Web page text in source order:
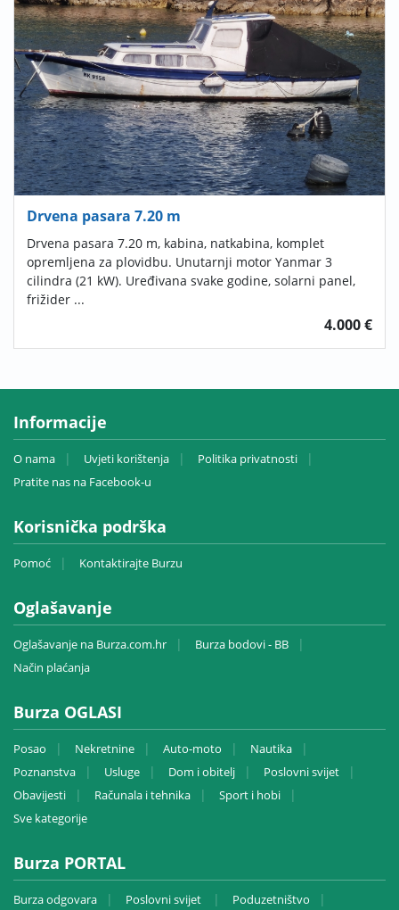
Drvena pasara 7.20 m
Drvena pasara 7.20 m, kabina, natkabina, komplet
opremljena za plovidbu. Unutarnji motor Yanmar 3
cilindra (21 kW). Uređivana svake godine, solarni panel,
frižider ...
4.000 €
Informacije
O nama Uvjeti korištenja
Politika privatnosti
Pratite nas na Facebook-u
Korisnička podrška
Pomoć Kontaktirajte Burzu
Oglašavanje
Oglašavanje na Burza.com.hr
Burza bodovi - BB
Način plaćanja
Burza OGLASI
Posao Nekretnine Auto-moto
Nautika
Poznanstva
Usluge Dom i obitelj
Poslovni svijet
Obavijesti
Računala i tehnika
Sport i hobi
Sve kategorije
Burza PORTAL
Burza odgovara Poslovni svijet Poduzetništvo